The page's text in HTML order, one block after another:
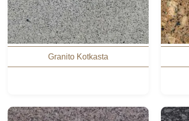
Granito Kotkasta